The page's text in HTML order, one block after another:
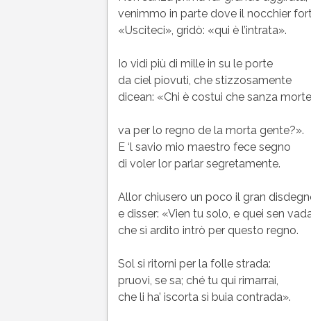
venimmo in parte dove il nocchier
«Usciteci», gridò: «qui è l’intrata».
Io vidi più di mille in su le porte
da ciel piovuti, che stizzosamente
dicean: «Chi è costui che sanza morte
va per lo regno de la morta gente?».
E ‘l savio mio maestro fece segno
di voler lor parlar segretamente.
Allor chiusero un poco il gran
e disser: «Vien tu solo, e quei sen
che sì ardito intrò per questo regno.
Sol si ritorni per la folle strada:
pruovi, se sa; ché tu qui rimarrai,
che li ha’ iscorta sì buia contrada».